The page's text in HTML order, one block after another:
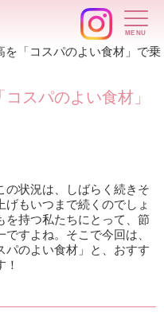
を「コスパのよい食材」で乗
スパのよい食材」
状況は、しばらく続きそ
もいつまで続くのでしょ
を持つ私たちにとって、節
すよね。そこで今回は、
パのよい食材」と、おすす